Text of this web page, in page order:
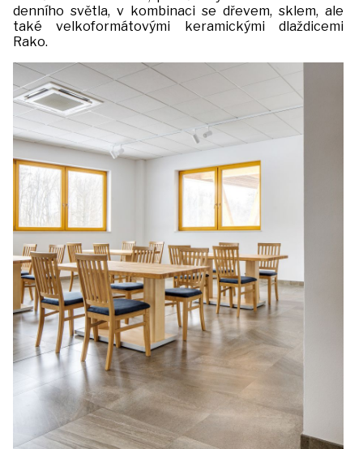
denního světla, v kombinaci se dřevem, sklem, ale
také velkoformátovými keramickými dlaždicemi
Rako.